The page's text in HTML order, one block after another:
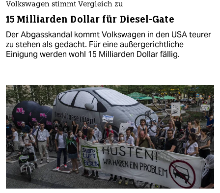
Volkswagen stimmt Vergleich zu
15 Milliarden Dollar für Diesel-Gate
Der Abgasskandal kommt Volkswagen in den USA teurer
zu stehen als gedacht. Für eine außergerichtliche
Einigung werden wohl 15 Milliarden Dollar fällig.